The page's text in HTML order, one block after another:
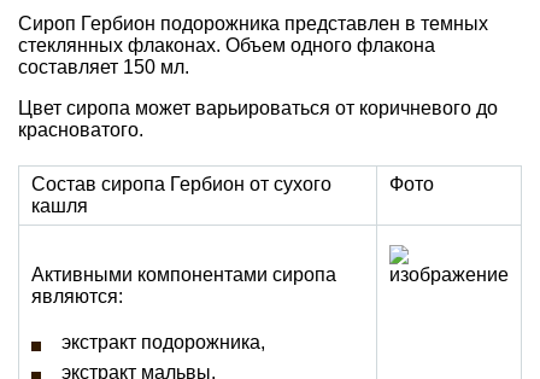
Сироп Гербион подорожника представлен в темных
стеклянных флаконах. Объем одного флакона
составляет 150 мл.
Цвет сиропа может варьироваться от коричневого до
красноватого.
Состав сиропа Гербион от сухого
кашля
Фото
Активными компонентами сиропа
являются:
экстракт подорожника,
экстракт мальвы.